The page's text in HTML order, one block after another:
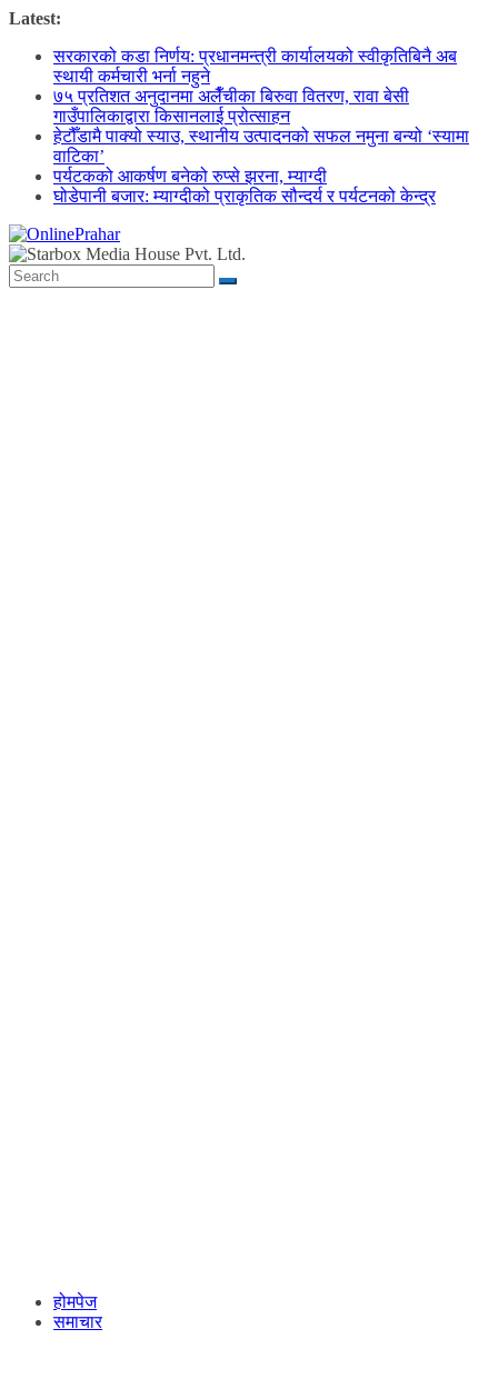
Skip
content
Latest:
सरकारको कडा निर्णय: प्रधानमन्त्री कार्यालयको स्वीकृतिबिनै अब
स्थायी कर्मचारी भर्ना नहुने
७५ प्रतिशत अनुदानमा अलैँचीका बिरुवा वितरण, रावा बेसी
गाउँपालिकाद्वारा किसानलाई प्रोत्साहन
हेटौँडामै पाक्यो स्याउ, स्थानीय उत्पादनको सफल नमुना बन्यो ‘स्यामा
वाटिका’
पर्यटकको आकर्षण बनेको रुप्से झरना, म्याग्दी
घोडेपानी बजार: म्याग्दीको प्राकृतिक सौन्दर्य र पर्यटनको केन्द्र
होमपेज
समाचार